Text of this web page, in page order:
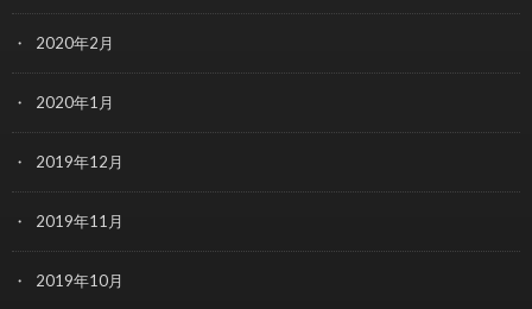
2020年2月
2020年1月
2019年12月
2019年11月
2019年10月